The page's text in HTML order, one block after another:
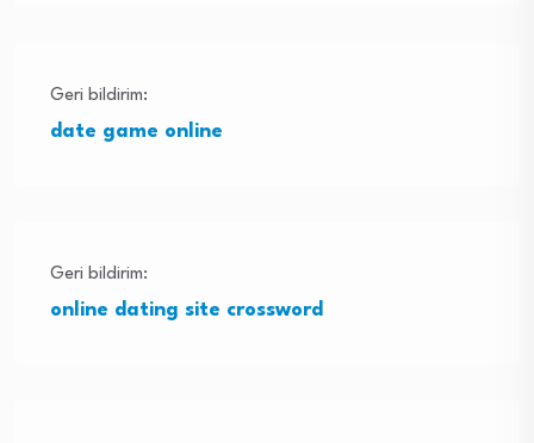
Geri bildirim:
date game online
Geri bildirim:
online dating site crossword